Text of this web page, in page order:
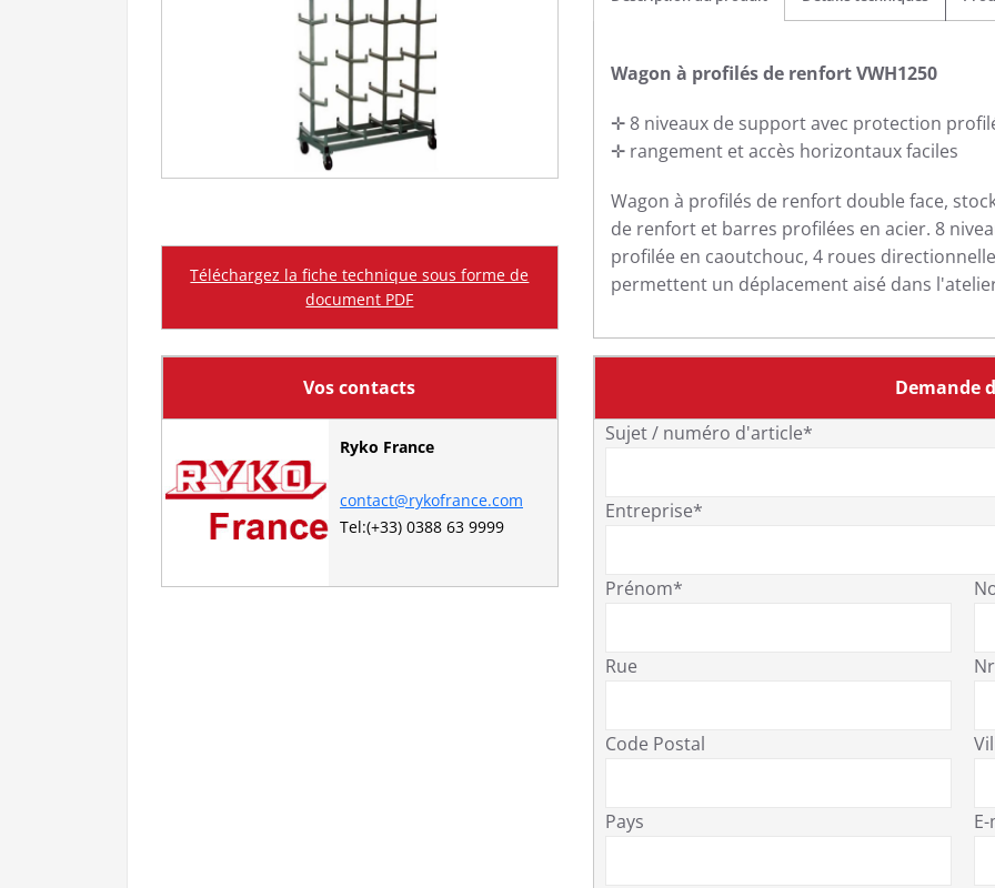
Téléchargez la fiche technique sous forme de
document PDF
Wagon à profilés de renfort VWH1250
✛ 8 niveaux de support avec protection
✛ rangement et accès horizontaux faciles
Wagon à profilés de renfort double face,
de renfort et barres profilées en acier. 8
profilée en caoutchouc, 4 roues
permettent un déplacement aisé dans
Vos contacts
Ryko France
contact@rykofrance.com
Tel:(+33) 0388 63 9999
Demande
Sujet / numéro d'article*
Entreprise*
Prénom*
Rue
Code Postal
Pays